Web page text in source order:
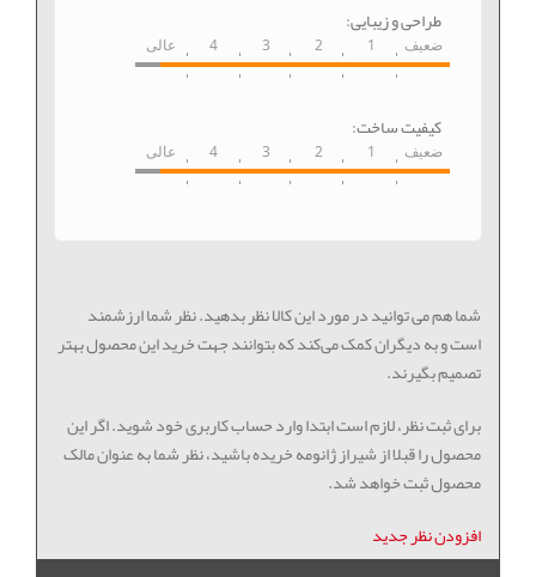
طراحی و زیبایی:
ضعیف 1
2
3
4 عالی
کیفیت ساخت:
ضعیف 1
2
3
4 عالی
شما هم می توانید در مورد این کالا نظر بدهید. نظر شما ارزشمند
است و به دیگران کمک می‌کند که بتوانند جهت خرید این محصول بهتر
تصمیم بگیرند.
برای ثبت نظر، لازم است ابتدا وارد حساب کاربری خود شوید. اگر این
محصول را قبلا از شیراز ژانومه خریده باشید، نظر شما به عنوان مالک
محصول ثبت خواهد شد.
افزودن نظر جدید